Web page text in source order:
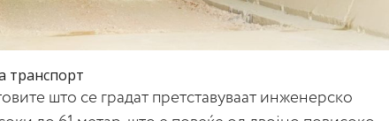
транспорт
што се градат претставуваат инженерско